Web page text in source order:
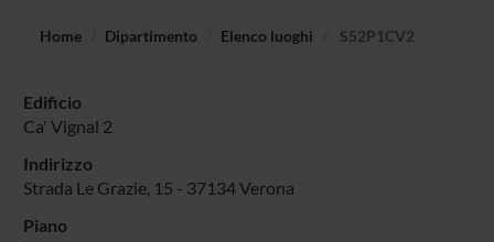
Home Dipartimento Elenco luoghi S52P1CV2
Edificio
Ca' Vignal 2
Indirizzo
Strada Le Grazie, 15 - 37134 Verona
Piano